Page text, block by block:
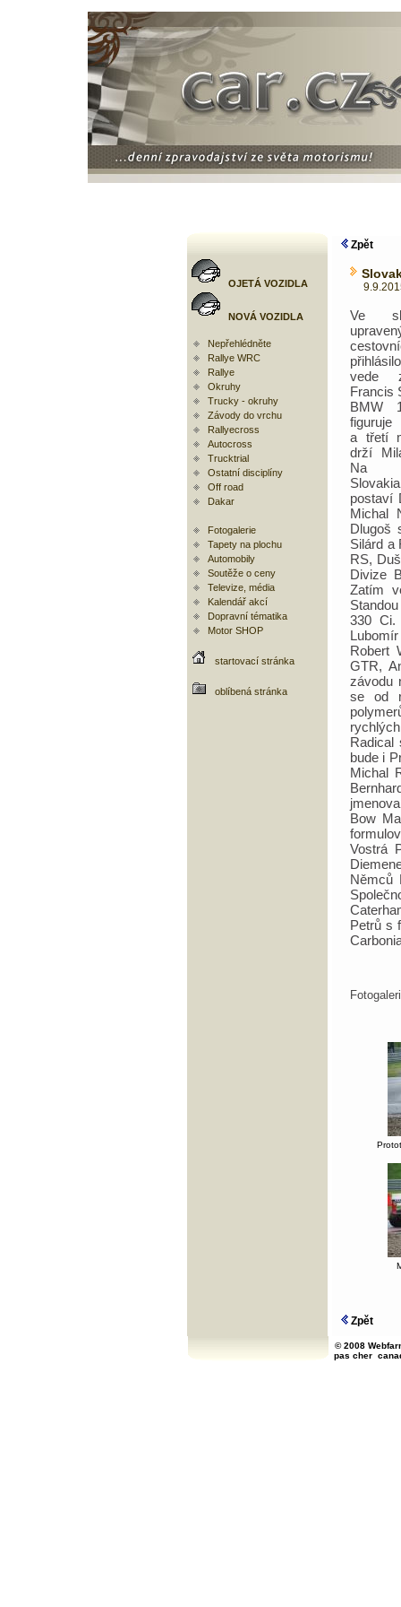
OJETÁ VOZIDLA
NOVÁ VOZIDLA
Nepřehlédněte
Rallye WRC
Rallye
Okruhy
Trucky - okruhy
Závody do vrchu
Rallyecross
Autocross
Trucktrial
Ostatní disciplíny
Off road
Dakar
Fotogalerie
Tapety na plochu
Automobily
Soutěže o ceny
Televize, média
Kalendář akcí
Dopravní tématika
Motor SHOP
startovací stránka
oblíbená stránka
Zpět
Ve
vede
Francis
BMW
figuruje
a třetí
drží
Na
postaví
Michal
Dlugoš
Silárd a
RS,
Divize
Zatím
330 Ci.
Robert
GTR,
závodu
se od
Radical
bude i
Michal
Bow
Vostrá
Němců
Petrů s
Zpět
© 2008
pas cher